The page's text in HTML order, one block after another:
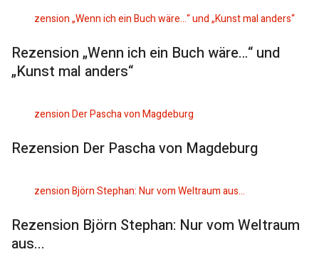
Rezension „Wenn ich ein Buch wäre…“ und
„Kunst mal anders“
Rezension Der Pascha von Magdeburg
Rezension Björn Stephan: Nur vom Weltraum
aus...